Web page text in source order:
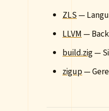
ZLS—
LLVM—
build.zig—
zigup—